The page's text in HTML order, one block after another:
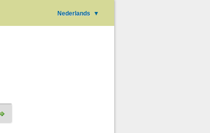
Nederlands ▼